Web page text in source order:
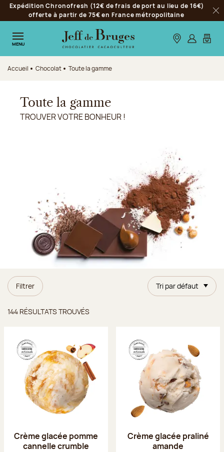
Aller à la navigation
Aller au contenu principal
Aller au pied de page
Expédition Chronofresh (12€ de frais de port au lieu de 16€)
offerte à partir de 75€ en France métropolitaine
MENU Nos boutiques
S’identifier
Mon
Accueil Chocolat Toute la gamme
Toute la gamme
TROUVER VOTRE BONHEUR !
Filtrer Tri par défaut
144 RÉSULTATS TROUVÉS
Crème glacée pomme
cannelle crumble
Crème glacée praliné
amande